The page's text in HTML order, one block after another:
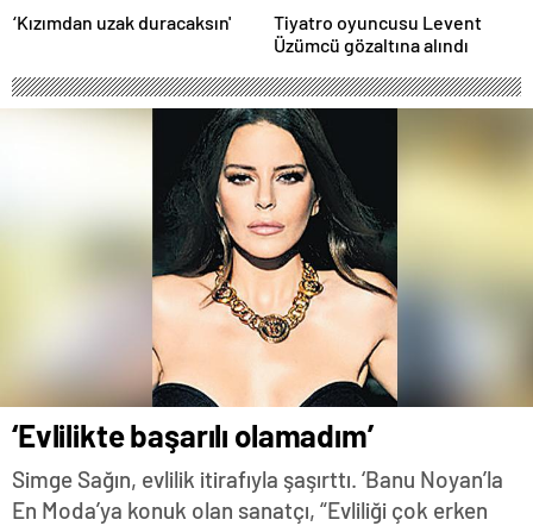
‘Kızımdan uzak duracaksın'
Tiyatro oyuncusu Levent
Üzümcü gözaltına alındı
‘Evlilikte başarılı olamadım’
Simge Sağın, evlilik itirafıyla şaşırttı. ‘Banu Noyan’la
En Moda’ya konuk olan sanatçı, “Evliliği çok erken